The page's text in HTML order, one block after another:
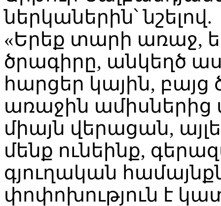
ներկաներին՝ նշելով.
«Երեք տարի առաջ,
ծրագիրը, անկեղծ
հարցեր կային,
առաջին ամիսներից
միայն վերացան,
մենք ունեինք,
գյուղական
փոփոխություն է